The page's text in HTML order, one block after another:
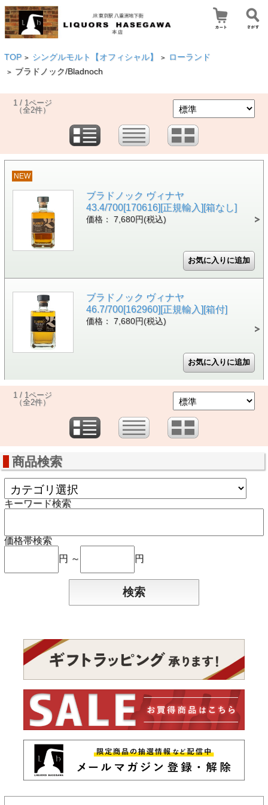
TOP > シングルモルト【オフィシャル】 > ローランド
> ブラドノック/Bladnoch
1 / 1ページ
（全2件）
NEW
ブラドノック ヴィナヤ
43.4/700[170616][正規輸入][箱なし]
価格： 7,680円(税込)
ブラドノック ヴィナヤ
46.7/700[162960][正規輸入][箱付]
価格： 7,680円(税込)
1 / 1ページ
（全2件）
商品検索
キーワード検索
価格帯検索
円 ～
円